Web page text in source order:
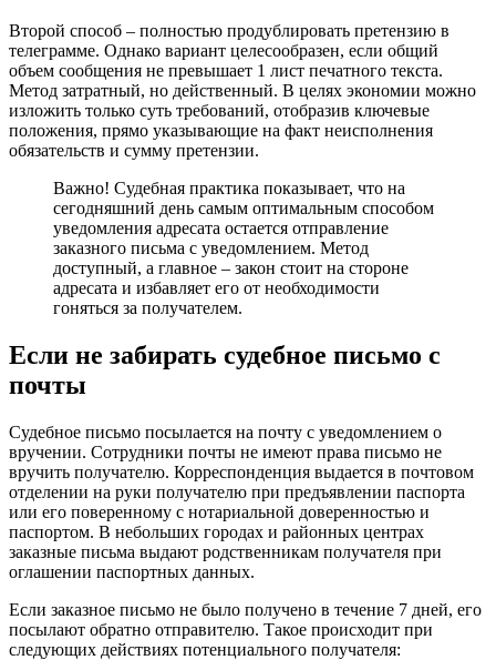
Второй способ – полностью продублировать претензию в
телеграмме. Однако вариант целесообразен, если общий
объем сообщения не превышает 1 лист печатного текста.
Метод затратный, но действенный. В целях экономии можно
изложить только суть требований, отобразив ключевые
положения, прямо указывающие на факт неисполнения
обязательств и сумму претензии.
Важно! Судебная практика показывает, что на
сегодняшний день самым оптимальным способом
уведомления адресата остается отправление
заказного письма с уведомлением. Метод
доступный, а главное – закон стоит на стороне
адресата и избавляет его от необходимости
гоняться за получателем.
Если не забирать судебное письмо с
почты
Судебное письмо посылается на почту с уведомлением о
вручении. Сотрудники почты не имеют права письмо не
вручить получателю. Корреспонденция выдается в почтовом
отделении на руки получателю при предъявлении паспорта
или его поверенному с нотариальной доверенностью и
паспортом. В небольших городах и районных центрах
заказные письма выдают родственникам получателя при
оглашении паспортных данных.
Если заказное письмо не было получено в течение 7 дней, его
посылают обратно отправителю. Такое происходит при
следующих действиях потенциального получателя: